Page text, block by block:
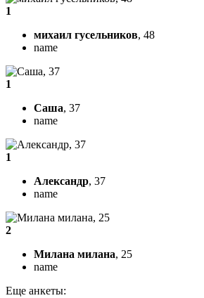
1
михаил гусельников, 48
name
1
Саша, 37
name
1
Александр, 37
name
2
Милана милана, 25
name
Еще анкеты: